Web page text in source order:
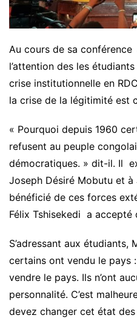
Au cours de sa
l’attention des les
crise institutionnelle en
la crise de la légitimité est
« Pourquoi depuis 1960
refusent au peuple
démocratiques. » dit-il. Il
Joseph Désiré Mobutu et
bénéficié de ces forces
Félix Tshisekedi a accepté
S’adressant aux étudiants,
certains ont vendu le pays
vendre le pays. Ils n’ont
personnalité. C’est
devez changer cet état des